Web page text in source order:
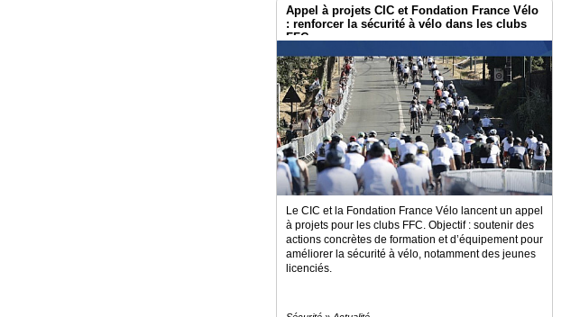
Appel à projets CIC et Fondation France Vélo
: renforcer la sécurité à vélo dans les clubs
FFC
Le CIC et la Fondation France Vélo lancent un appel
à projets pour les clubs FFC. Objectif : soutenir des
actions concrètes de formation et d’équipement pour
améliorer la sécurité à vélo, notamment des jeunes
licenciés.